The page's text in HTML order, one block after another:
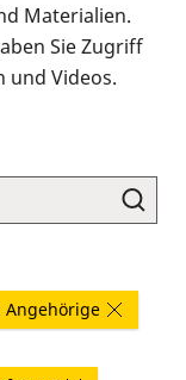
Materialien.
Sie Zugriff
und Videos.
Angehörige